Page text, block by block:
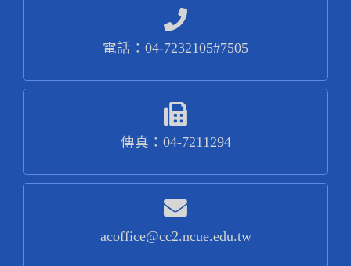
電話：04-7232105#7505
傳真：04-7211294
acoffice@cc2.ncue.edu.tw